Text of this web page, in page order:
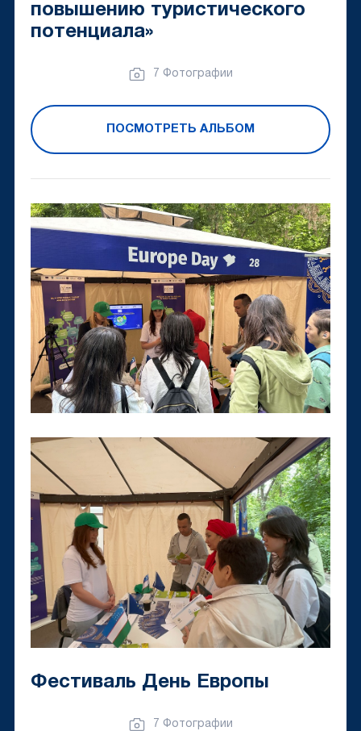
повышению туристического
потенциала»
ПОСМОТРЕТЬ АЛЬБОМ
7 Фотографии
Фестиваль День Европы
7 Фотографии